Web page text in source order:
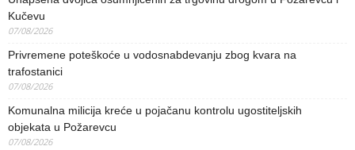
Kučevu
07/08/2026
Privremene poteškoće u vodosnabdevanju zbog kvara na
trafostanici
07/08/2026
Komunalna milicija kreće u pojačanu kontrolu ugostiteljskih
objekata u Požarevcu
07/08/2026